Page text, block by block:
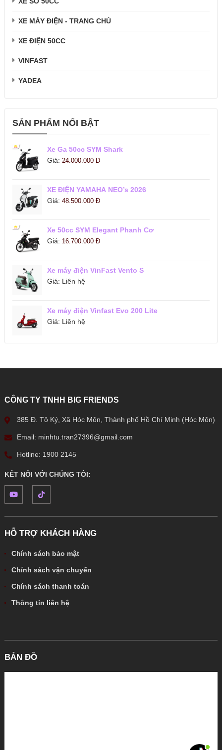
XE MÁY ĐIỆN - TRANG CHỦ
XE ĐIỆN 50CC
VINFAST
YADEA
SẢN PHẨM NỔI BẬT
Xe Ga 50cc SYM Shark
Giá: 24.000.000 Đ
XE ĐIỆN YAMAHA NEO’s 2026
Giá: 48.500.000 Đ
Xe 50cc SYM Elegant Phanh Cơ
Giá: 16.700.000 Đ
Xe máy điện VinFast Vento S
Giá: Liên hệ
Xe máy điện Vinfast Evo 200 Lite
Giá: Liên hệ
CÔNG TY TNHH BIG FRIENDS
385 Đ. Tô Ký, Xã Hóc Môn, Thành phố Hồ Chí Minh (Hóc Môn)
Email: minhtu.tran27396@gmail.com
Hotline: 1900 2145
KẾT NỐI VỚI CHÚNG TÔI:
HỖ TRỢ KHÁCH HÀNG
Chính sách bảo mật
Chính sách vận chuyển
Chính sách thanh toán
Thông tin liên hệ
BẢN ĐỒ